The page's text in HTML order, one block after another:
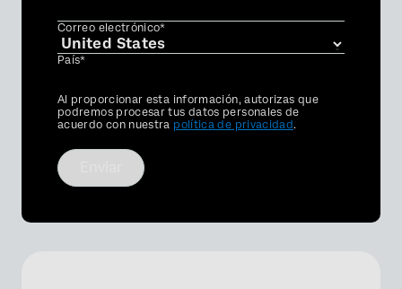
Correo electrónico*
País*
Privacy
Optin
Al proporcionar esta información, autorizas que
podremos procesar tus datos personales de
acuerdo con nuestra política de privacidad.